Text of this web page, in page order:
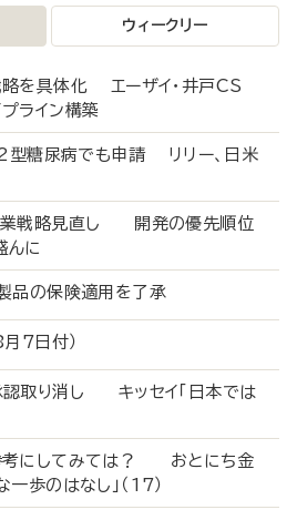
ウィークリー
略を具体化 エーザイ・井戸CS
ライン構築
型糖尿病でも申請 リリー、日米
業戦略見直し 開発の優先順位
んに
製品の保険適用を了承
8月7日付）
認取り消し キッセイ「日本では
考にしてみては？ おとにち金
歩のはなし」（17）